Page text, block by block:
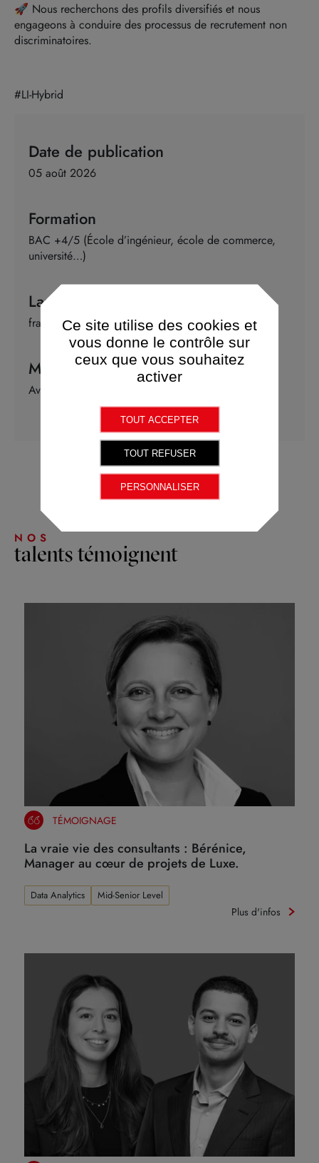
🚀 Nous recherchons des profils diversifiés et nous
engageons à conduire des processus de recrutement non
discriminatoires.
#LI-Hybrid
Date de publication
05 août 2026
Formation
BAC +4/5 (École d’ingénieur, école de commerce,
université…)
Langue requise
français
Mobilité
Avec déplacements
Postuler
NOS
talents témoignent
TÉMOIGNAGE
La vraie vie des consultants : Bérénice,
Manager au cœur de projets de Luxe.
Data Analytics Mid-Senior Level
Plus d'infos
Ce site utilise des cookies et
vous donne le contrôle sur
ceux que vous souhaitez
activer
TOUT ACCEPTER
TOUT REFUSER
PERSONNALISER